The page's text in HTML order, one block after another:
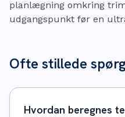
planlægning omkring
udgangspunkt før en
Ofte stillede
Hvordan beregnes